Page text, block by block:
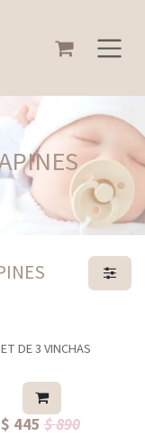
DE 3 VINCHAS
$ 445 $ 890